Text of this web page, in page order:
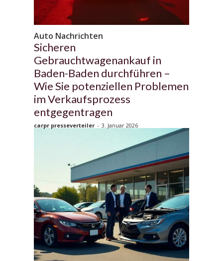
Auto Nachrichten
Sicheren
Gebrauchtwagenankauf in
Baden-Baden durchführen –
Wie Sie potenziellen Problemen
im Verkaufsprozess
entgegentragen
carpr presseverteiler - 3. Januar 2026